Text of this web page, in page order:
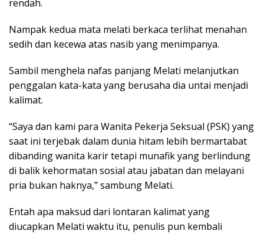
rendah.
Nampak kedua mata melati berkaca terlihat menahan
sedih dan kecewa atas nasib yang menimpanya.
Sambil menghela nafas panjang Melati melanjutkan
penggalan kata-kata yang berusaha dia untai menjadi
kalimat.
“Saya dan kami para Wanita Pekerja Seksual (PSK) yang
saat ini terjebak dalam dunia hitam lebih bermartabat
dibanding wanita karir tetapi munafik yang berlindung
di balik kehormatan sosial atau jabatan dan melayani
pria bukan haknya,” sambung Melati.
Entah apa maksud dari lontaran kalimat yang
diucapkan Melati waktu itu, penulis pun kembali